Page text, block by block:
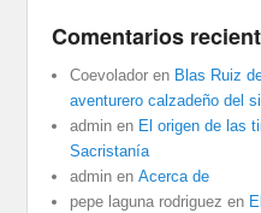
Comentarios
Coevolador en Blas Ruiz
aventurero calzadeño del
admin en El origen de las
Sacristanía
admin enAcerca de
pepe laguna rodriguez en